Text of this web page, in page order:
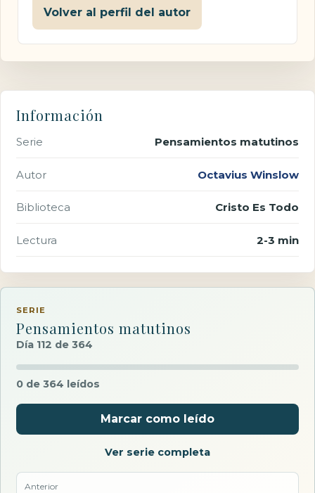
Volver al perfil del autor
Información
Serie Pensamientos matutinos
Autor Octavius Winslow
Biblioteca Cristo Es Todo
Lectura 2-3 min
SERIE
Pensamientos matutinos
Día 112 de 364
0 de 364 leídos
Marcar como leído
Ver serie completa
Anterior